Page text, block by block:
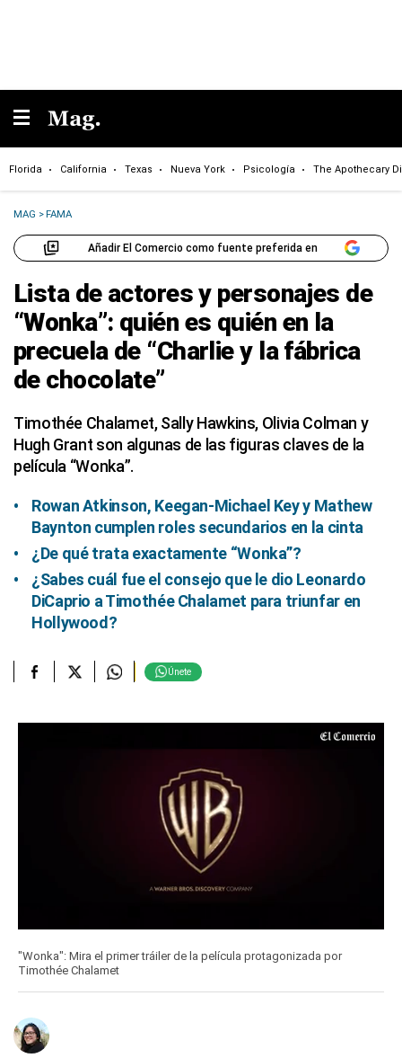
Florida California Texas Nueva York Psicología The Apothecary
MAG >FAMA
Añadir El Comercio como fuente preferida en
Lista de actores y personajes de
“Wonka”: quién es quién en la
precuela de “Charlie y la fábrica
de chocolate”
Timothée Chalamet, Sally Hawkins, Olivia Colman y
Hugh Grant son algunas de las figuras claves de la
película “Wonka”.
Rowan Atkinson, Keegan-Michael Key y Mathew
Baynton cumplen roles secundarios en la cinta
¿De qué trata exactamente “Wonka”?
¿Sabes cuál fue el consejo que le dio Leonardo
DiCaprio a Timothée Chalamet para triunfar en
Hollywood?
Únete
seconds
of
0
seconds
"Wonka": Mira el primer tráiler de la película protagonizada por
Timothée Chalamet